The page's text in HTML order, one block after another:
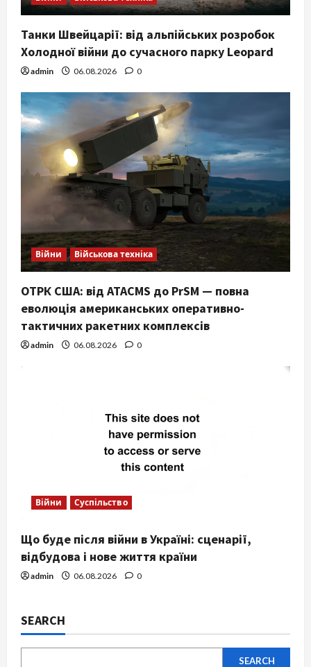
Танки Швейцарії: від альпійських розробок
Холодної війни до сучасного парку Leopard
admin 06.08.2026 0
Війни Військова техніка
ОТРК США: від ATACMS до PrSM — повна
еволюція американських оперативно-
тактичних ракетних комплексів
admin 06.08.2026 0
Війни Суспільство
Що буде після війни в Україні: сценарії,
відбудова і нове життя країни
admin 06.08.2026 0
SEARCH
SEARCH